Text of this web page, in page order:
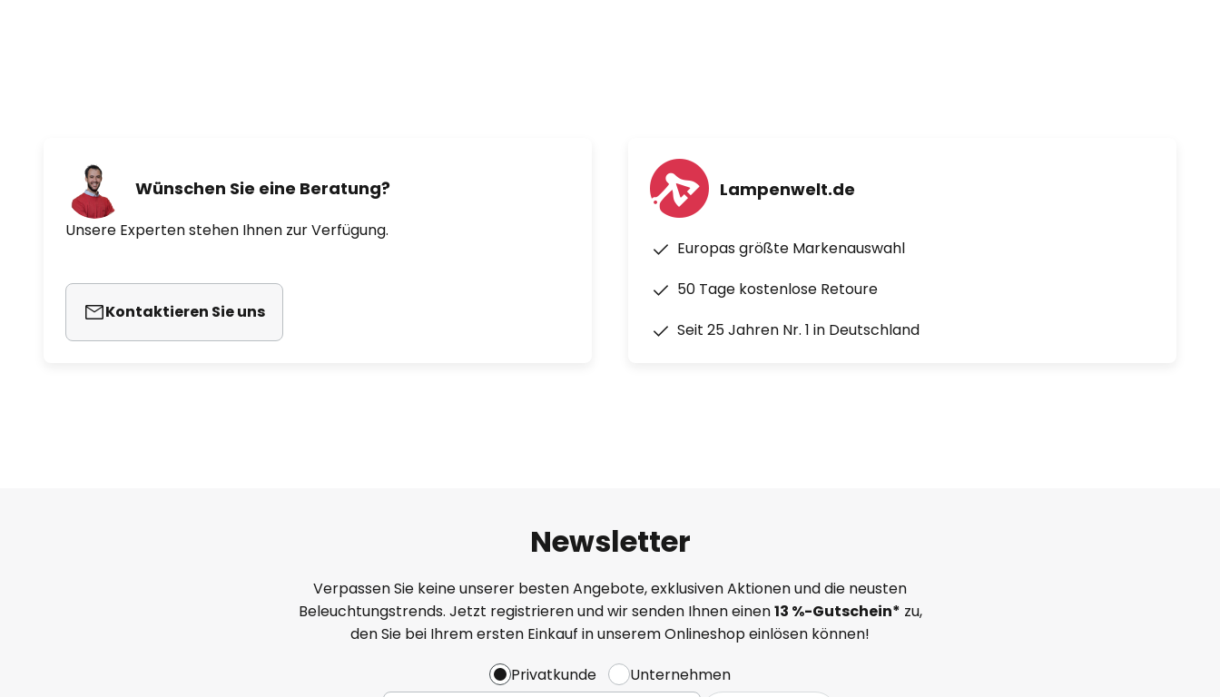
Wünschen Sie eine Beratung?
Unsere Experten stehen Ihnen zur Verfügung.
Kontaktieren Sie uns
Lampenwelt.de
Europas größte Markenauswahl
50 Tage kostenlose Retoure
Seit 25 Jahren Nr. 1 in Deutschland
Newsletter
Verpassen Sie keine unserer besten Angebote, exklusiven Aktionen und die neusten
Beleuchtungstrends. Jetzt registrieren und wir senden Ihnen einen13 %-Gutschein* zu,
den Sie bei Ihrem ersten Einkauf in unserem Onlineshop einlösen können!
Privatkunde
Unternehmen